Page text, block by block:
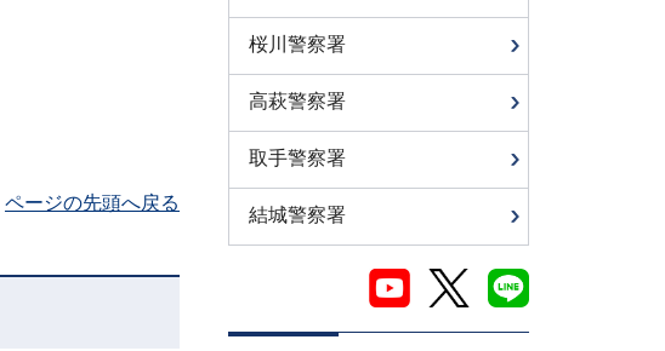
ページの先頭へ戻る
桜川警察署
高萩警察署
取手警察署
結城警察署